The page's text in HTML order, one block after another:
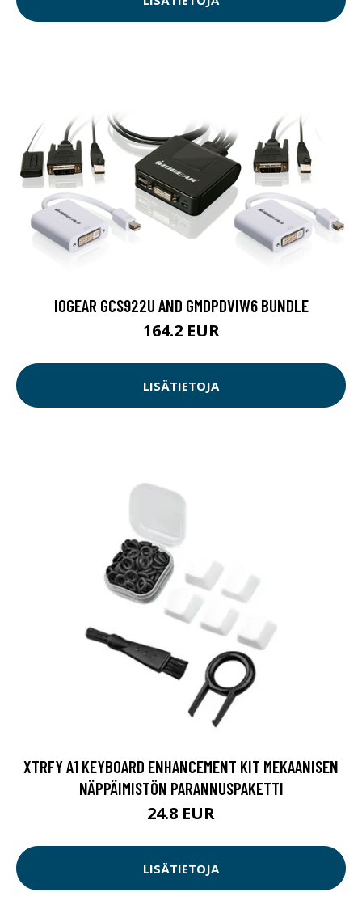
IOGEAR GCS922U AND GMDPDVIW6 BUNDLE
164.2 EUR
LISÄTIETOJA
XTRFY A1 KEYBOARD ENHANCEMENT KIT MEKAANISEN
NÄPPÄIMISTÖN PARANNUSPAKETTI
24.8 EUR
LISÄTIETOJA